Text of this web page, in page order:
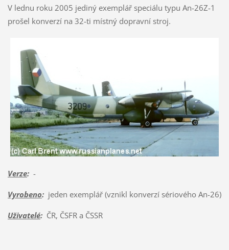
V lednu roku 2005 jediný exemplář speciálu typu An-26Z-1
prošel konverzí na 32-ti místný dopravní stroj.
Verze:-
Vyrobeno:jeden exemplář (vznikl konverzí sériového An-26)
Uživatelé:ČR, ČSFR a ČSSR